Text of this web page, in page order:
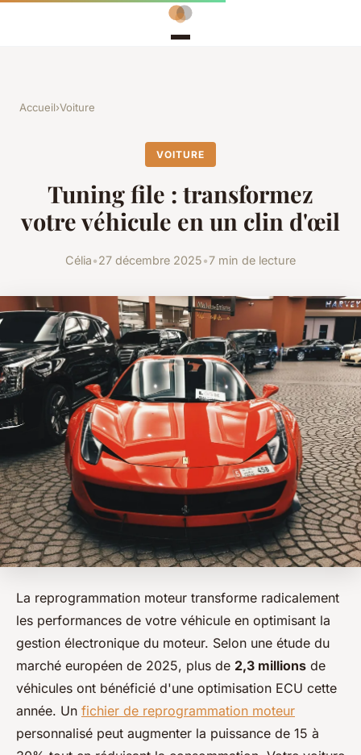
Accueil›Voiture
VOITURE
Tuning file : transformez
votre véhicule en un clin d'œil
Célia•27 décembre 2025•7 min de lecture
La reprogrammation moteur transforme radicalement
les performances de votre véhicule en optimisant la
gestion électronique du moteur. Selon une étude du
marché européen de 2025, plus de 2,3 millions de
véhicules ont bénéficié d'une optimisation ECU cette
année. Un fichier de reprogrammation moteur
personnalisé peut augmenter la puissance de 15 à